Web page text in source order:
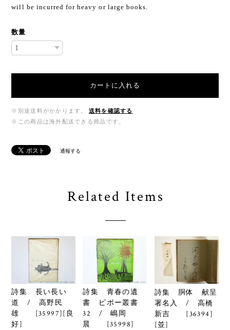
will be incurred for heavy or large books.
数量
カートに入れる
※別途送料がかかります。
送料を確認する
※この商品は海外配送できる商品です。
通報する
Related Items
詩集 長い長い
道 / 高野民
雄 [35997][良
好]
詩集 青春の遺
書 ピポー叢書
32 / 嶋岡
晨 [35998]
詩集 胴体 献呈
署名入 / 高橋
新吉 [36394]
[並]